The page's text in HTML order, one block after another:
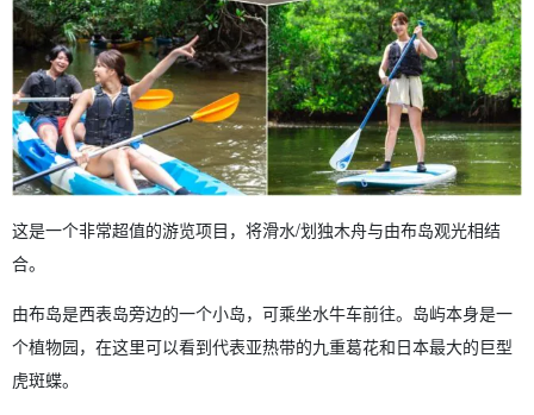
这是一个非常超值的游览项目，将滑水/划独木舟与由布岛观光相结
合。
由布岛是西表岛旁边的一个小岛，可乘坐水牛车前往。岛屿本身是一
个植物园，在这里可以看到代表亚热带的九重葛花和日本最大的巨型
虎斑蝶。